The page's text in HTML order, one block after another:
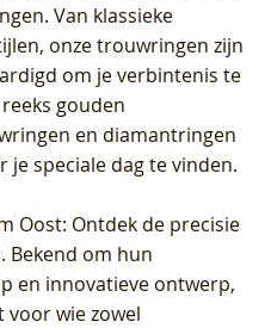
Van klassieke
onze trouwringen zijn
om je verbintenis te
gouden
en diamantringen
speciale dag te vinden.
Oost: Ontdek de precisie
Bekend om hun
en innovatieve ontwerp,
voor wie zowel